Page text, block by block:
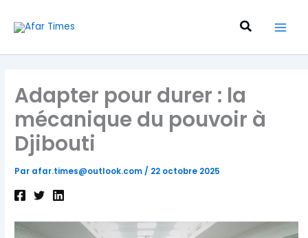
contenu
Adapter pour durer : la
mécanique du pouvoir à
Djibouti
Par afar.times@outlook.com / 22 octobre 2025